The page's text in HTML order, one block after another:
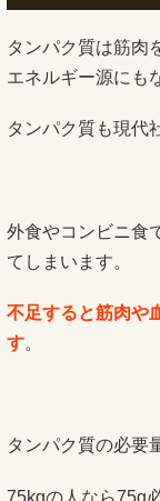
タンパク質は筋肉
エネルギー源にも
タンパク質も現代
外食やコンビニ食
てしまいます。
不足すると筋肉や
す。
タンパク質の必要
75kgの人なら75g